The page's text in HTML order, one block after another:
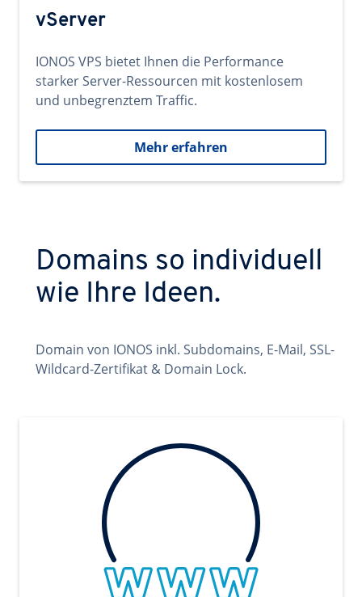
vServer
IONOS VPS bietet Ihnen die Performance
starker Server-Ressourcen mit kostenlosem
und unbegrenztem Traffic.
Mehr erfahren
Domains so individuell
wie Ihre Ideen.
Domain von IONOS inkl. Subdomains, E-Mail, SSL-
Wildcard-Zertifikat & Domain Lock.